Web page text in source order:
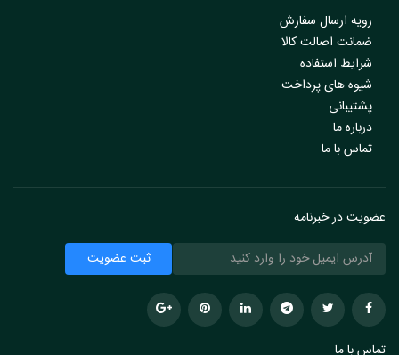
رویه ارسال سفارش
ضمانت اصالت کالا
شرایط استفاده
شیوه های پرداخت
پشتیبانی
درباره ما
تماس با ما
عضویت در خبرنامه
تماس با ما